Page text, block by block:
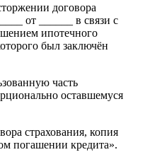
договора
от ______ в связи с
ипотечного
был заключён
часть
оставшемуся
страхования, копия
погашении кредита».